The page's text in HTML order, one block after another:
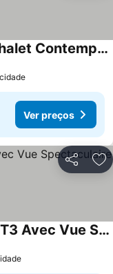
Appartement De Village Et Chalet Contemporain
Ver preços
Partilhar
Balcon Sur Le Lac, Charmant T3 Avec Vue Spectaculaire